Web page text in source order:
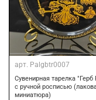
арт. Palgbtr0007
Сувенирная тарелка "Герб
с ручной росписью
миниатюра)